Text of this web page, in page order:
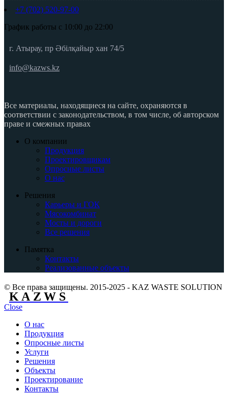
+7 (702) 520-97-00
График работы с 10:00 до 22:00
г. Атырау, пр Әбілқайыр хан 74/5
info@kazws.kz
Все материалы, находящиеся на сайте, охраняются в
соответствии с законодательством, в том числе, об авторском
праве и смежных правах
О компании
Продукция
Проектировщикам
Опросные листы
О нас
Решения
Карьеры и ГОК
Мясокомбинат
Мосты и дороги
Все решения
Памятка
Контакты
Реализованные объекты
© Все права защищены. 2015-2025 - KAZ WASTE SOLUTION
KAZWS
Close
О нас
Продукция
Опросные листы
Услуги
Решения
Объекты
Проектирование
Контакты